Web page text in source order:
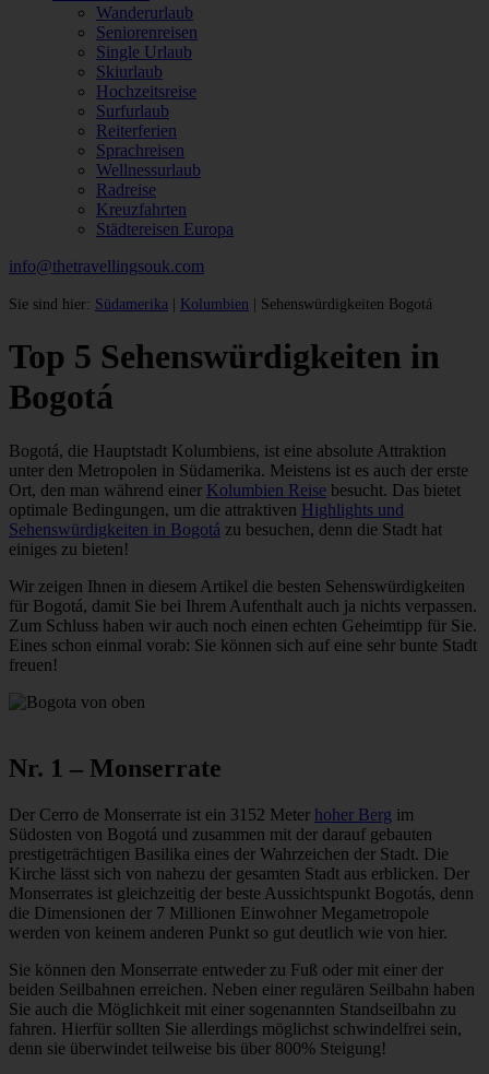
Wanderurlaub
Seniorenreisen
Single Urlaub
Skiurlaub
Hochzeitsreise
Surfurlaub
Reiterferien
Sprachreisen
Wellnessurlaub
Radreise
Kreuzfahrten
Städtereisen Europa
info@thetravellingsouk.com
Sie sind hier: Südamerika Kolumbien | Sehenswürdigkeiten Bogotá
Top 5 Sehenswürdigkeiten in
Bogotá
Bogotá, die Hauptstadt Kolumbiens, ist eine absolute Attraktion
unter den Metropolen in Südamerika. Meistens ist es auch der erste
Ort, den man während einer Kolumbien Reise besucht. Das bietet
optimale Bedingungen, um die attraktiven Highlights und
Sehenswürdigkeiten in Bogotá zu besuchen, denn die Stadt hat
einiges zu bieten!
Wir zeigen Ihnen in diesem Artikel die besten Sehenswürdigkeiten
für Bogotá, damit Sie bei Ihrem Aufenthalt auch ja nichts verpassen.
Zum Schluss haben wir auch noch einen echten Geheimtipp für Sie.
Eines schon einmal vorab: Sie können sich auf eine sehr bunte Stadt
freuen!
Nr. 1 – Monserrate
Der Cerro de Monserrate ist ein 3152 Meter hoher Berg im
Südosten von Bogotá und zusammen mit der darauf gebauten
prestigeträchtigen Basilika eines der Wahrzeichen der Stadt. Die
Kirche lässt sich von nahezu der gesamten Stadt aus erblicken. Der
Monserrates ist gleichzeitig der beste Aussichtspunkt Bogotás, denn
die Dimensionen der 7 Millionen Einwohner Megametropole
werden von keinem anderen Punkt so gut deutlich wie von hier.
Sie können den Monserrate entweder zu Fuß oder mit einer der
beiden Seilbahnen erreichen. Neben einer regulären Seilbahn haben
Sie auch die Möglichkeit mit einer sogenannten Standseilbahn zu
fahren. Hierfür sollten Sie allerdings möglichst schwindelfrei sein,
denn sie überwindet teilweise bis über 800% Steigung!